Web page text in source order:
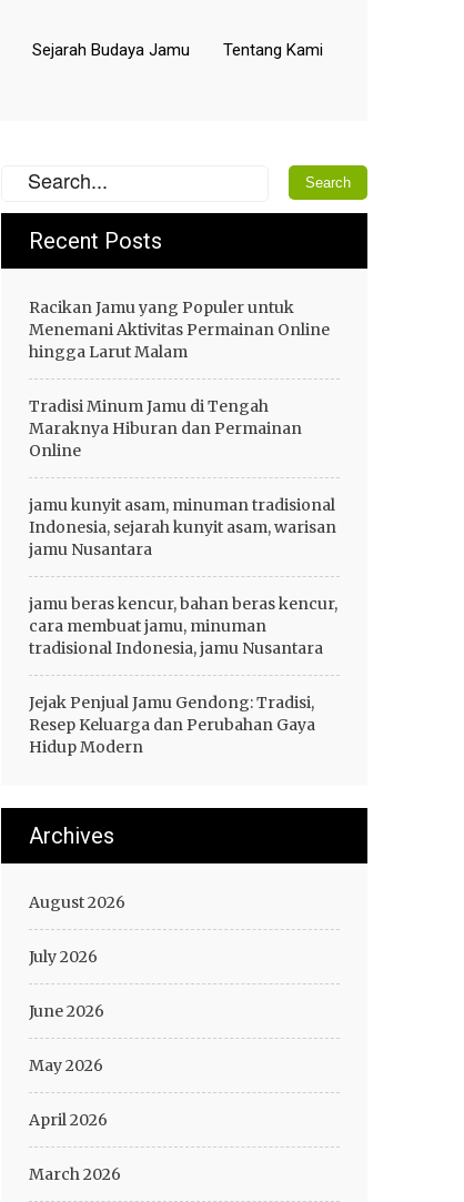
Sejarah Budaya Jamu Tentang Kami
Recent Posts
Racikan Jamu yang Populer untuk
Menemani Aktivitas Permainan Online
hingga Larut Malam
Tradisi Minum Jamu di Tengah
Maraknya Hiburan dan Permainan
Online
jamu kunyit asam, minuman tradisional
Indonesia, sejarah kunyit asam, warisan
jamu Nusantara
jamu beras kencur, bahan beras kencur,
cara membuat jamu, minuman
tradisional Indonesia, jamu Nusantara
Jejak Penjual Jamu Gendong: Tradisi,
Resep Keluarga dan Perubahan Gaya
Hidup Modern
Archives
August 2026
July 2026
June 2026
May 2026
April 2026
March 2026